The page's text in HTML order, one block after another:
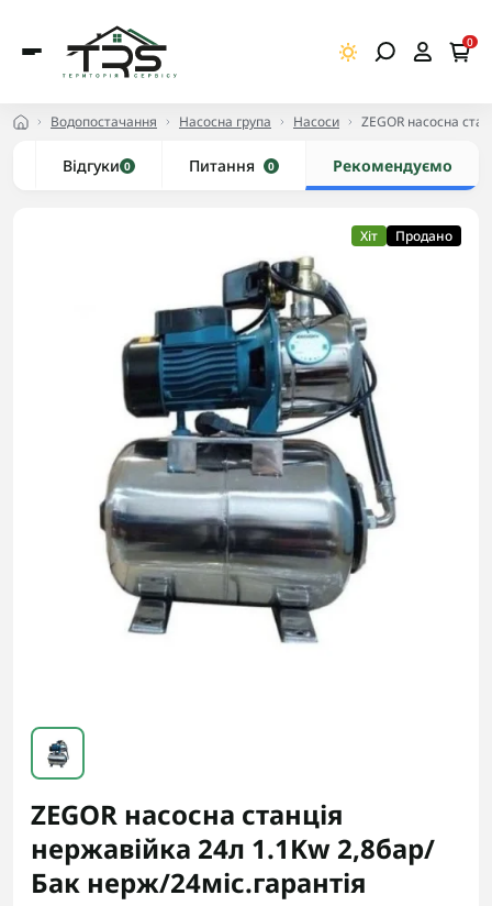
0
Водопостачання Насосна група Насоси ZEGOR насосна
Відгуки 0 Питання 0 Рекомендуємо
Хіт Продано
ZEGOR насосна станція
нержавійка 24л 1.1Kw 2,8бар/
Бак нерж/24міс.гарантія